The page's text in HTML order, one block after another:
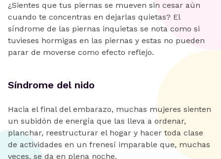
¿Sientes que tus piernas se mueven sin cesar aún
cuando te concentras en dejarlas quietas? El
síndrome de las piernas inquietas se nota como si
tuvieses hormigas en las piernas y estas no pueden
parar de moverse como efecto reflejo.
Síndrome del nido
Hacia el final del embarazo, muchas mujeres sienten
un subidón de energía que las lleva a ordenar,
planchar, reestructurar el hogar y hacer toda clase
de actividades en un frenesí imparable que, muchas
veces, se da en plena noche.